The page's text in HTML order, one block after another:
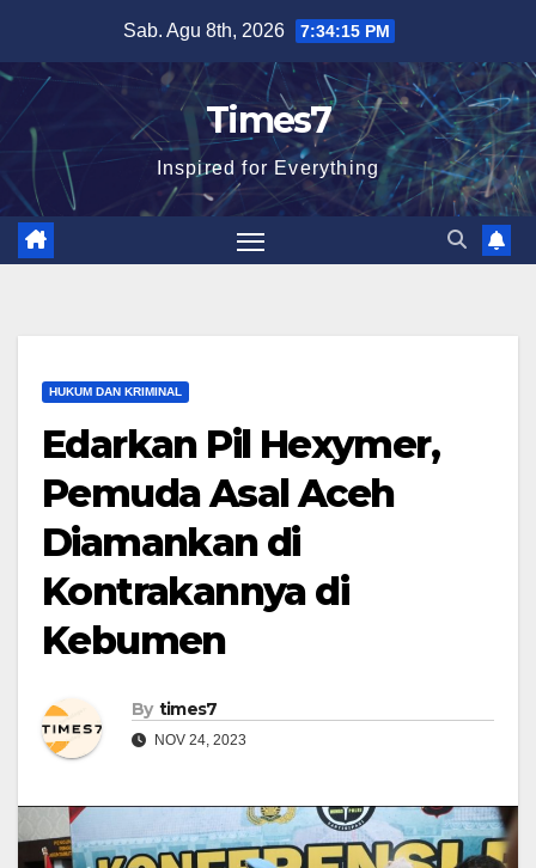
content
Sab. Agu 8th, 2026 7:34:16 PM
Times7
Inspired for Everything
HUKUM DAN KRIMINAL
Edarkan Pil Hexymer,
Pemuda Asal Aceh
Diamankan di
Kontrakannya di
Kebumen
By times7
NOV 24, 2023